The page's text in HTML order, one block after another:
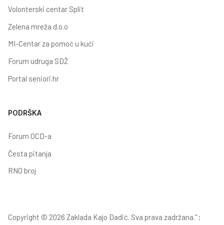
Volonterski centar Split
Zelena mreža d.o.o
MI-Centar za pomoć u kući
Forum udruga SDŽ
Portal seniori.hr
PODRŠKA
Forum OCD-a
Česta pitanja
RNO broj
Copyright © 2026 Zaklada Kajo Dadić. Sva prava zadržana." ;